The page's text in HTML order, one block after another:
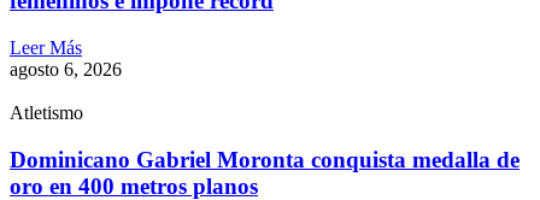
Leer Más
agosto 6, 2026
Atletismo
Dominicano Gabriel Moronta conquista medalla de
oro en 400 metros planos